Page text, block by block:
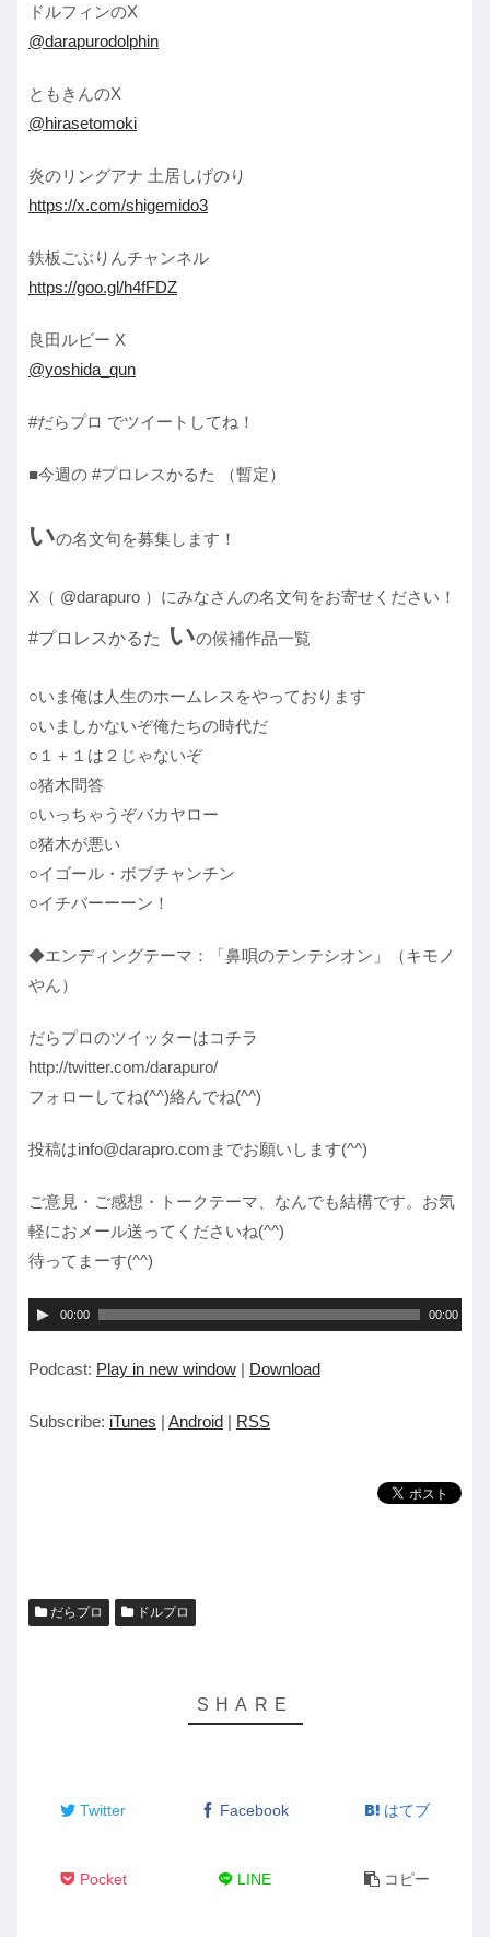
ドルフィンのX
@darapurodolphin
ともきんのX
@hirasetomoki
炎のリングアナ 土居しげのり
https://x.com/shigemido3
鉄板ごぶりんチャンネル
https://goo.gl/h4fFDZ
良田ルビー X
@yoshida_qun
#だらプロ でツイートしてね！
■今週の #プロレスかるた （暫定）
いの名文句を募集します！
X（ @darapuro ）にみなさんの名文句をお寄せください！
#プロレスかるた いの候補作品一覧
○いま俺は人生のホームレスをやっております
○いましかないぞ俺たちの時代だ
○１＋１は２じゃないぞ
○猪木問答
○いっちゃうぞバカヤロー
○猪木が悪い
○イゴール・ボブチャンチン
○イチバーーーン！
◆エンディングテーマ：「鼻唄のテンテシオン」（キモノ
やん）
だらプロのツイッターはコチラ
http://twitter.com/darapuro/
フォローしてね(^^)絡んでね(^^)
投稿はinfo@darapro.comまでお願いします(^^)
ご意見・ご感想・トークテーマ、なんでも結構です。お気
軽におメール送ってくださいね(^^)
待ってまーす(^^)
音
プ
ー
00:00 00:00
Podcast: Play in new window | Download
Subscribe: iTunes | Android | RSS
だらプロ ドルプロ
Twitter Facebook はてブ
Pocket LINE コピー